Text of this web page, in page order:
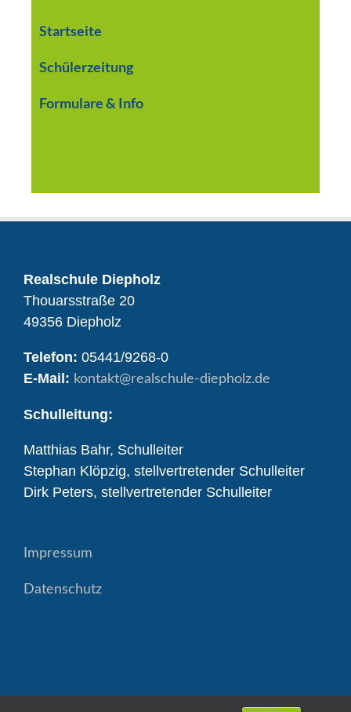
Startseite
Schülerzeitung
Formulare & Info
Realschule Diepholz
Thouarsstraße 20
49356 Diepholz
Telefon: 05441/9268-0
E-Mail: kontakt@realschule-diepholz.de
Schulleitung:
Matthias Bahr, Schulleiter
Stephan Klöpzig, stellvertretender Schulleiter
Dirk Peters, stellvertretender Schulleiter
Impressum
Datenschutz